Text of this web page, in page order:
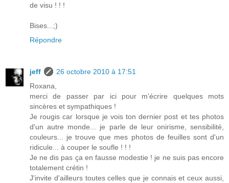
de visu ! ! !
Bises...;)
Répondre
jeff
26 octobre 2010 à 17:51
Roxana,
merci de passer par ici pour m'écrire quelques mots
sincères et sympathiques !
Je rougis car lorsque je vois ton dernier post et tes photos
d'un autre monde... je parle de leur onirisme, sensibilité,
couleurs... je trouve que mes photos de feuilles sont d'un
ridicule... à couper le soufle ! ! !
Je ne dis pas ça en fausse modestie ! je ne suis pas encore
totalement crétin !
J'invite d'ailleurs toutes celles que je connais et ceux aussi,